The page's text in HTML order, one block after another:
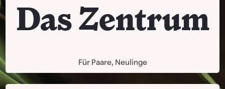
Das Zentrum
Für Paare, Neulinge